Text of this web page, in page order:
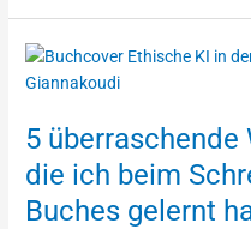
5 überraschende
die ich beim
Buches gelernt
5
überraschende
über
KI,
die
ich